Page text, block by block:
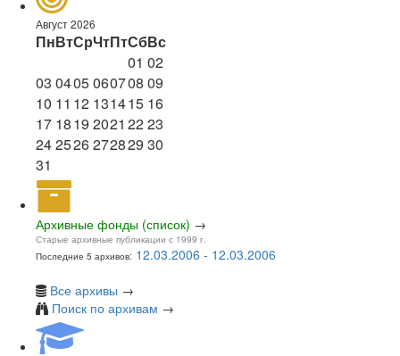
Август 2026
ПнВтСрЧтПтСбВс
01 02
03 0405060708 09
10 11 12 131415 16
17 1819 2021 2223
242526272829 30
31
Архивные фонды (список) →
Старые архивные публикации с 1999 г.
Последние 5 архивов: 12.03.2006 - 12.03.2006
Все архивы →
Поиск по архивам →